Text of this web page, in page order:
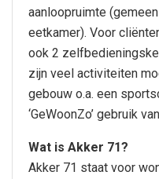
aanloopruimte
eetkamer). Voor
ook 2
zijn veel activiteiten
gebouw o.a. een
‘GeWoonZo’ gebruik
Wat is Akker 71?
Akker 71 staat voor